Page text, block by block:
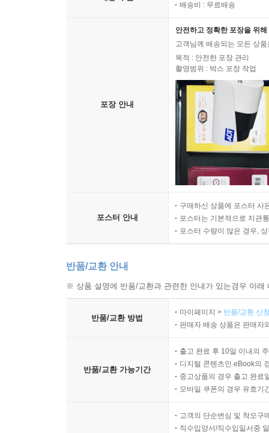
배송비 : 무료배송
포장 안내
안전하고 정확한 포장을 위
고객님께 배송되는 모든 상
목적 : 안전한 포장 관리
촬영범위 : 박스 포장 작업
포스터 안내
구매하신 상품에 포스터 사
포스터는 기본적으로 지관
포스터 수량이 많은 경우,
반품/교환 안내
※ 상품 설명에 반품/교환과 관련한 안내가 있는경우 아
반품/교환 방법
마이페이지 > 반품/교환 신
판매자 배송 상품은 판매자
반품/교환 가능기간
출고 완료 후 10일 이내의
디지털 콘텐츠인 eBook의
중고상품의 경우 출고 완료
모바일 쿠폰의 경우 유효기
고객의 단순변심 및 착오구
직수입양서/직수입일서중